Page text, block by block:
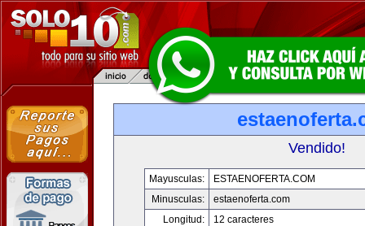
Vendido!
Mayusculas:
ESTAENOFERTA.COM
Minusculas:
estaenoferta.com
Longitud:
12 caracteres